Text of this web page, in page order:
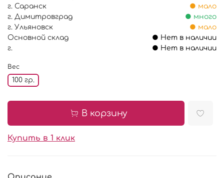
г. Саранск
● мало
г. Димитровград
● много
г. Ульяновск
● мало
Основной склад
● Нет в наличии
г.
● Нет в наличии
Вес
100 гр.
В корзину
Купить в 1 клик